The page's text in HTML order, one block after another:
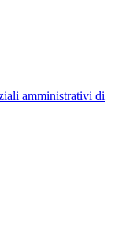
amministrativi di